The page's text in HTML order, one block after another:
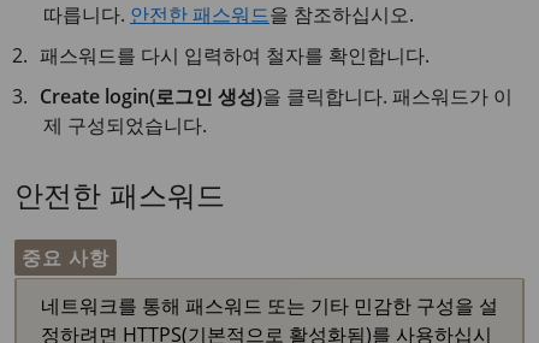
따릅니다. 안전한 패스워드을 참조하십시오.
패스워드를 다시 입력하여 철자를 확인합니다.
Create login(로그인 생성)을 클릭합니다. 패스워드가 이
제 구성되었습니다.
안전한 패스워드
중요 사항
네트워크를 통해 패스워드 또는 기타 민감한 구성을 설
정하려면 HTTPS(기본적으로 활성화됨)를 사용하십시